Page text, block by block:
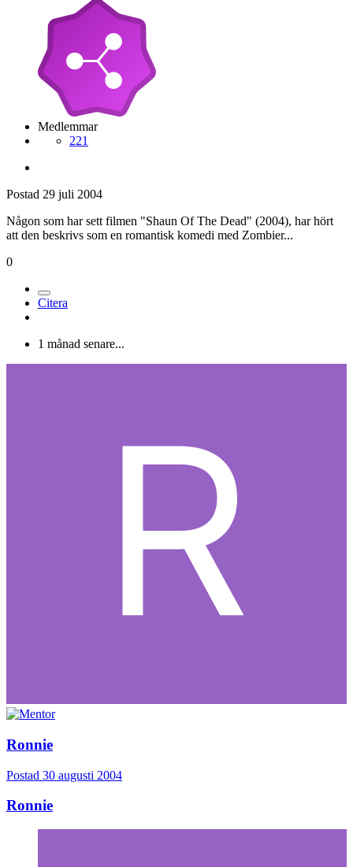
Medlemmar
221
Postad 29 juli 2004
Någon som har sett filmen "Shaun Of The Dead" (2004), har hört
att den beskrivs som en romantisk komedi med Zombier...
0
Citera
1 månad senare...
Ronnie
Postad 30 augusti 2004
Ronnie